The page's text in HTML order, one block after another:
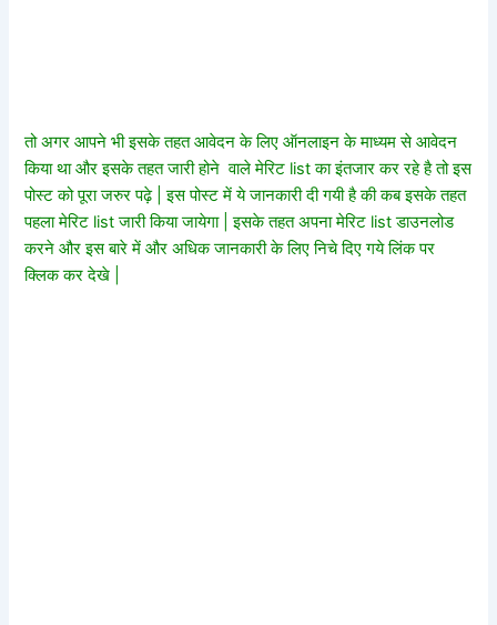
तो अगर आपने भी इसके तहत आवेदन के लिए ऑनलाइन के माध्यम से आवेदन
किया था और इसके तहत जारी होने वाले मेरिट list का इंतजार कर रहे है तो इस
पोस्ट को पूरा जरुर पढ़े | इस पोस्ट में ये जानकारी दी गयी है की कब इसके तहत
पहला मेरिट list जारी किया जायेगा | इसके तहत अपना मेरिट list डाउनलोड
करने और इस बारे में और अधिक जानकारी के लिए निचे दिए गये लिंक पर
क्लिक कर देखे |